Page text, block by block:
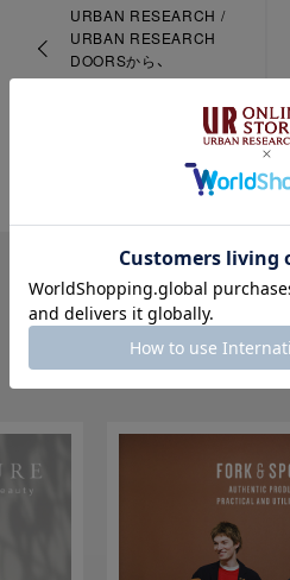
URBAN RESEARCH /
URBAN RESEARCH
DOORSから、
BIRKENSTOCKの
EXCLUSIVE MODELと
して、ヌバックで仕立て
た“ARIZONA”の新色が登
PICK UP
各ブランドの注目コンテンツ